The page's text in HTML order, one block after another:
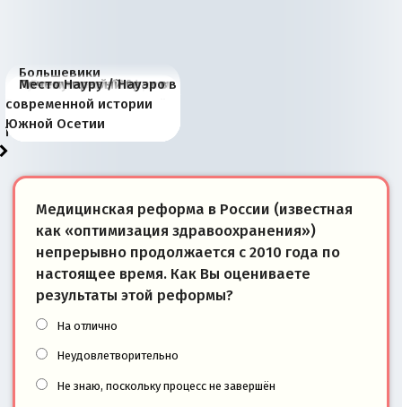
Большевики
отличаются от «Яблока»
тем, что они -
победители
Киевская марионетка
Запада рассказала о
«переобувании» хозяев
В России назрели
перемены: 15 шагов к
суверенной экономике
Миграционный пожар
Европы
Россия начинает
сбрасывать балласт
Анкориджа
Россия зимой 1904
года: первые уступки во
внутренней политике
Русская нация вчера и
сегодня
Почему правый крах в
Варшаве не поможет её
отношениям с Россией?
Место Науру / Науэро в
современной истории
Южной Осетии
Медицинская реформа в России (известная
как «оптимизация здравоохранения»)
непрерывно продолжается с 2010 года по
настоящее время. Как Вы оцениваете
результаты этой реформы?
На отлично
Неудовлетворительно
Не знаю, поскольку процесс не завершён